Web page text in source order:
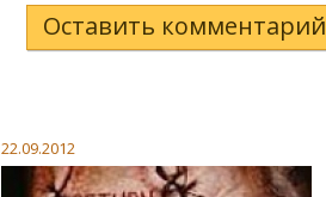
Оставить комментарий
22.09.2012